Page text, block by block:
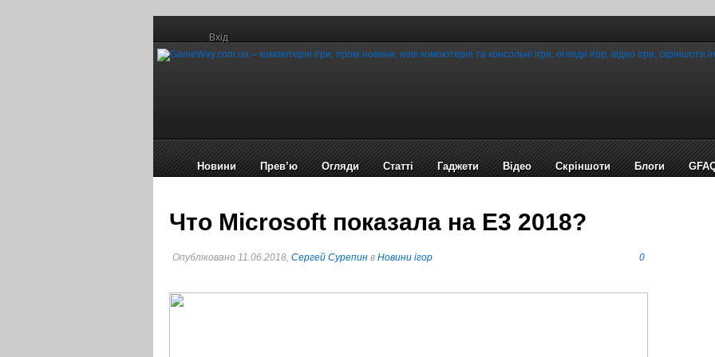
Вхід
Новини Прев’ю Огляди Статті Гаджети Відео Cкріншоти Блоги
Что Microsoft показала на E3 2018?
Опубліковано 11.06.2018, Сергей Сурепин в Новини ігор 0